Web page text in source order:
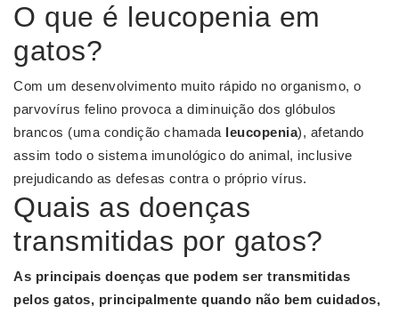
O que é leucopenia em
gatos?
Com um desenvolvimento muito rápido no organismo, o
parvovírus felino provoca a diminuição dos glóbulos
brancos (uma condição chamada leucopenia), afetando
assim todo o sistema imunológico do animal, inclusive
prejudicando as defesas contra o próprio vírus.
Quais as doenças
transmitidas por gatos?
As principais doenças que podem ser transmitidas
pelos gatos, principalmente quando não bem cuidados,